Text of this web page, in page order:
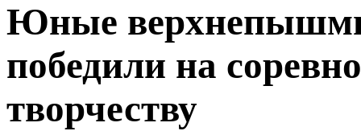
Юные
победили на
творчеству